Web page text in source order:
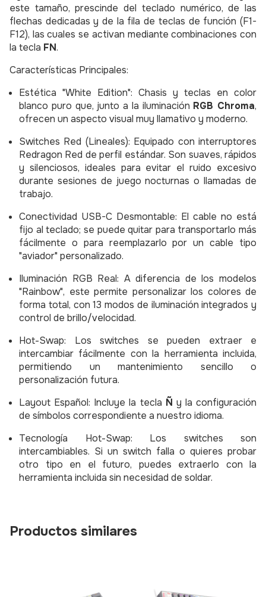
este tamaño, prescinde del teclado numérico, de las
flechas dedicadas y de la fila de teclas de función (F1-
F12), las cuales se activan mediante combinaciones con
la tecla FN.
Características Principales:
Estética "White Edition": Chasis y teclas en color
blanco puro que, junto a la iluminación RGB Chroma,
ofrecen un aspecto visual muy llamativo y moderno.
Switches Red (Lineales): Equipado con interruptores
Redragon Red de perfil estándar. Son suaves, rápidos
y silenciosos, ideales para evitar el ruido excesivo
durante sesiones de juego nocturnas o llamadas de
trabajo.
Conectividad USB-C Desmontable: El cable no está
fijo al teclado; se puede quitar para transportarlo más
fácilmente o para reemplazarlo por un cable tipo
"aviador" personalizado.
Iluminación RGB Real: A diferencia de los modelos
"Rainbow", este permite personalizar los colores de
forma total, con 13 modos de iluminación integrados y
control de brillo/velocidad.
Hot-Swap: Los switches se pueden extraer e
intercambiar fácilmente con la herramienta incluida,
permitiendo un mantenimiento sencillo o
personalización futura.
Layout Español: Incluye la tecla Ñ y la configuración
de símbolos correspondiente a nuestro idioma.
Tecnología Hot-Swap: Los switches son
intercambiables. Si un switch falla o quieres probar
otro tipo en el futuro, puedes extraerlo con la
herramienta incluida sin necesidad de soldar.
Productos similares